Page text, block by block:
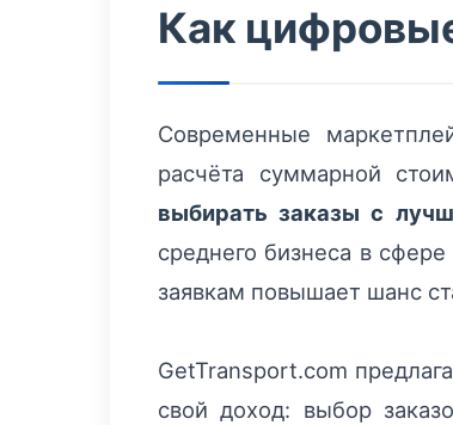
Как
Современные
расчёта суммарной
выбирать заказы с
среднего бизнеса в
заявкам повышает шанс
GetTransport.com
свой доход: выбор